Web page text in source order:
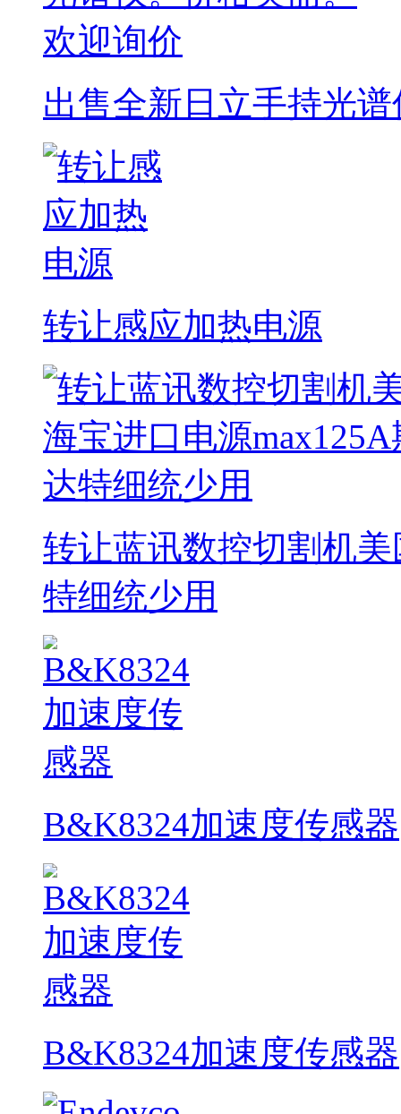
出售全新日立手持光
转让感应加热电源
转让蓝讯数控切割机
特细统少用
B&K8324加速度传感器
B&K8324加速度传感器